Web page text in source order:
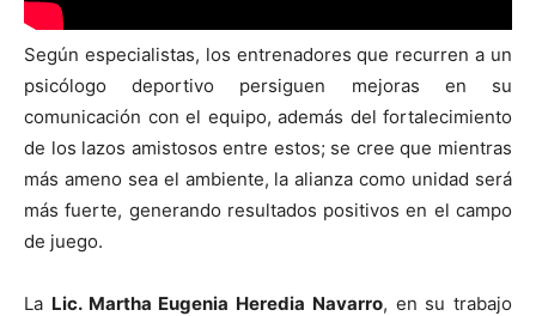
Según especialistas, los entrenadores que recurren a un
psicólogo deportivo persiguen mejoras en su
comunicación con el equipo, además del fortalecimiento
de los lazos amistosos entre estos; se cree que mientras
más ameno sea el ambiente, la alianza como unidad será
más fuerte, generando resultados positivos en el campo
de juego.
La Lic. Martha Eugenia Heredia Navarro, en su trabajo